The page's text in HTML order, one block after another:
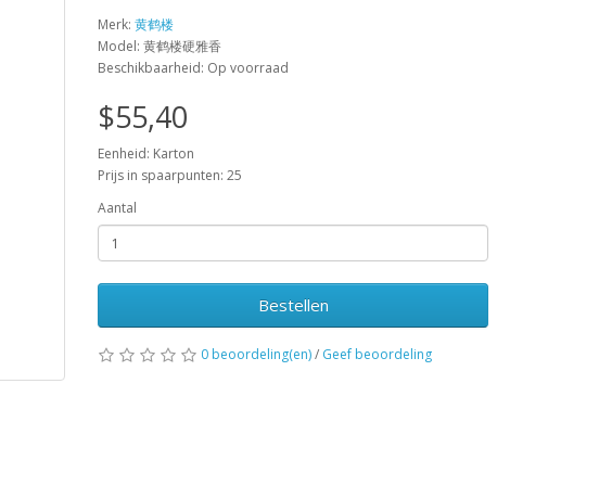
Merk: 黄鹤楼
Model: 黄鹤楼硬雅香
Beschikbaarheid: Op voorraad
$55,40
Eenheid: Karton
Prijs in spaarpunten: 25
Aantal
Bestellen
0 beoordeling(en)/ Geef beoordeling